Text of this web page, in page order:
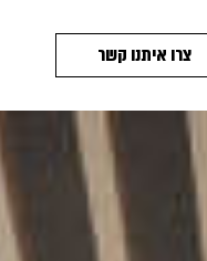
צרו איתנו קשר